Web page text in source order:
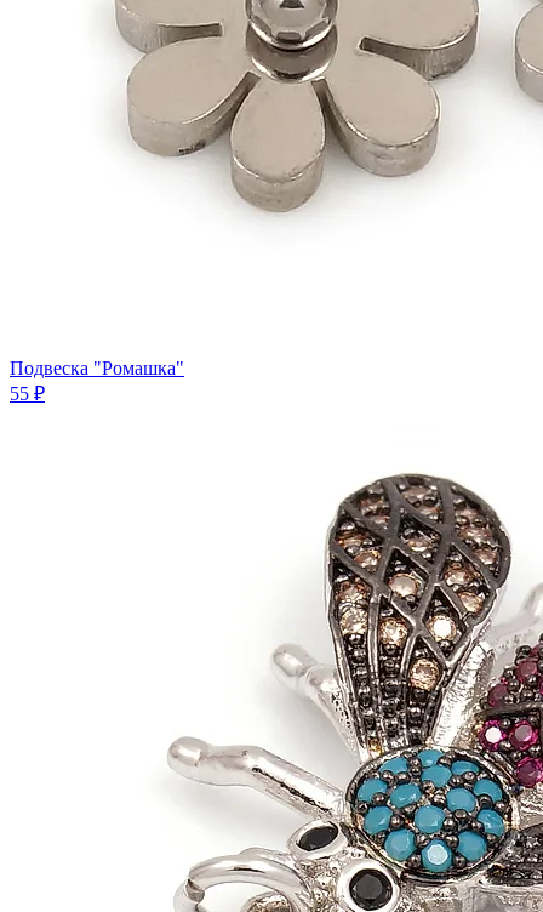
Подвеска "Ромашка"
55 ₽